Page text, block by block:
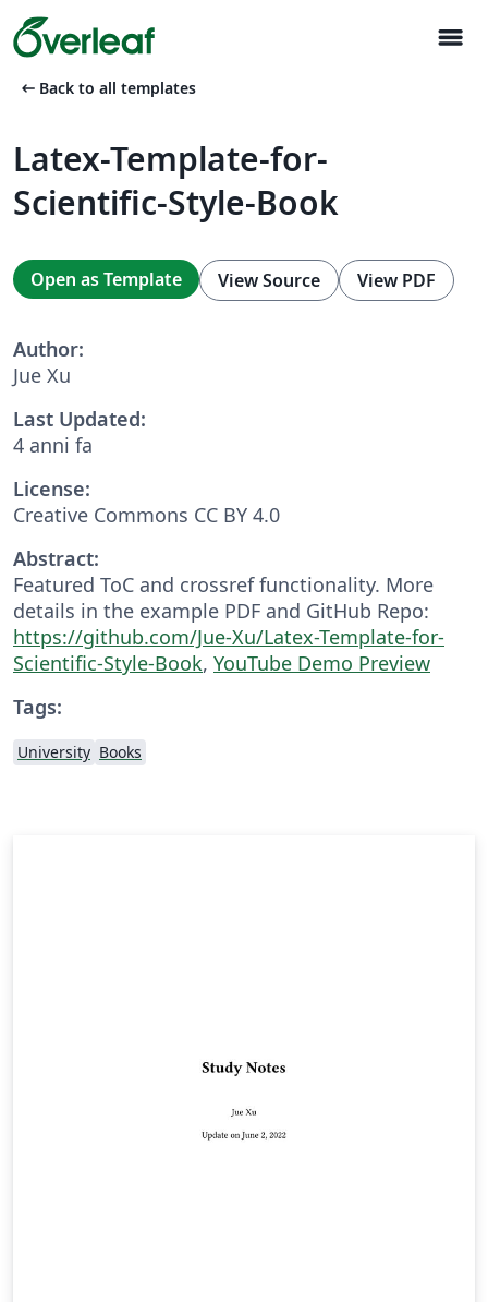
menu
arrow_left_alt Back to all templates
Latex-Template-for-
Scientific-Style-Book
Open as Template View Source View PDF
Author:
Jue Xu
Last Updated:
4 anni fa
License:
Creative Commons CC BY 4.0
Abstract:
Featured ToC and crossref functionality. More
details in the example PDF and GitHub Repo:
https://github.com/Jue-Xu/Latex-Template-for-
Scientific-Style-Book, YouTube Demo Preview
Tags:
University Books